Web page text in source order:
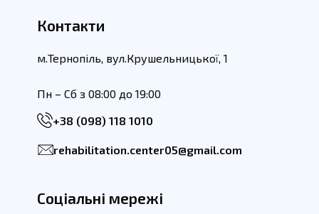
Контакти
м.Тернопіль, вул.Крушельницької, 1
Пн – Сб з 08:00 до 19:00
+38 (098) 118 1010
rehabilitation.center05@gmail.com
Соціальні мережі